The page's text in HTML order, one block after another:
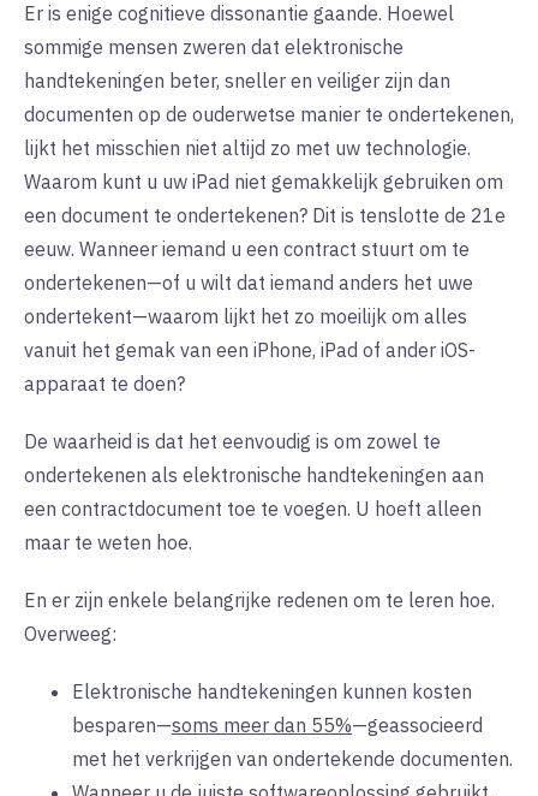
Er is enige cognitieve dissonantie gaande. Hoewel
sommige mensen zweren dat elektronische
handtekeningen beter, sneller en veiliger zijn dan
documenten op de ouderwetse manier te ondertekenen,
lijkt het misschien niet altijd zo met uw technologie.
Waarom kunt u uw iPad niet gemakkelijk gebruiken om
een document te ondertekenen? Dit is tenslotte de 21e
eeuw. Wanneer iemand u een contract stuurt om te
ondertekenen—of u wilt dat iemand anders het uwe
ondertekent—waarom lijkt het zo moeilijk om alles
vanuit het gemak van een iPhone, iPad of ander iOS-
apparaat te doen?
De waarheid is dat het eenvoudig is om zowel te
ondertekenen als elektronische handtekeningen aan
een contractdocument toe te voegen. U hoeft alleen
maar te weten hoe.
En er zijn enkele belangrijke redenen om te leren hoe.
Overweeg:
Elektronische handtekeningen kunnen kosten
besparen—soms meer dan 55%—geassocieerd
met het verkrijgen van ondertekende documenten.